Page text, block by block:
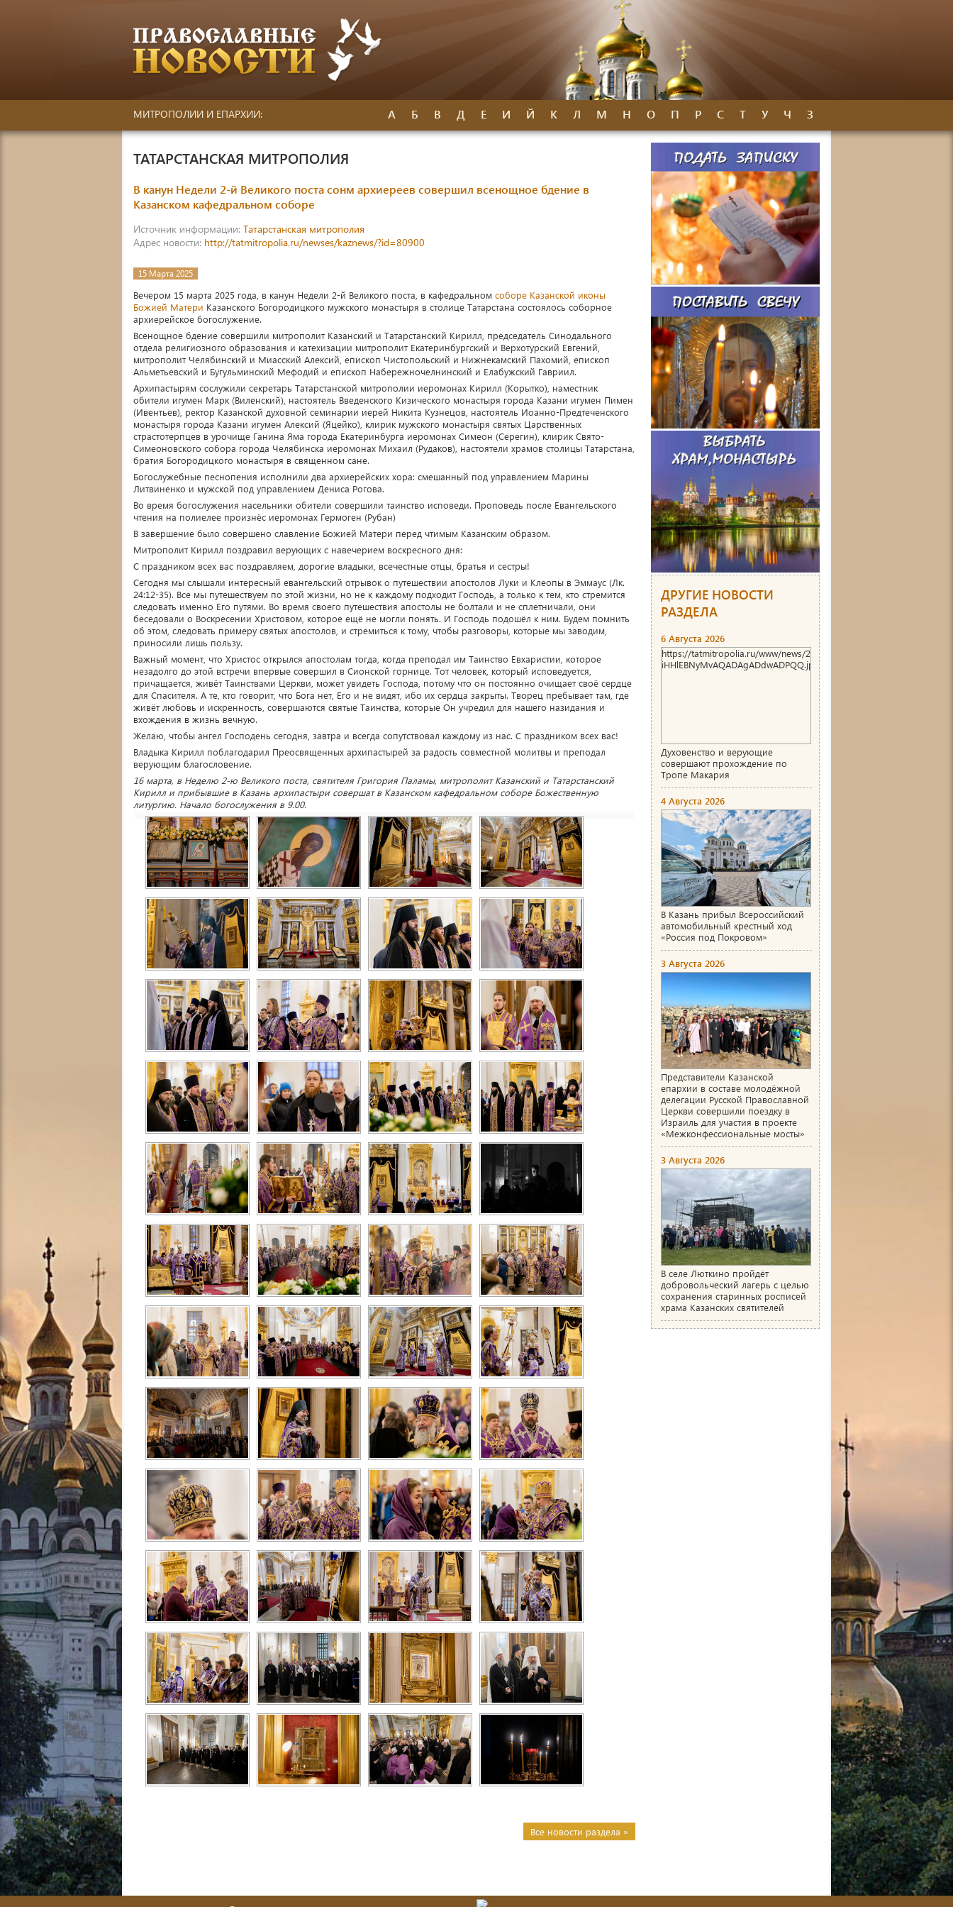
МИТРОПОЛИИ И ЕПАРХИИ: А Б В Д Е И Й К Л М Н О П Р С Т У Ч З
ТАТАРСТАНСКАЯ МИТРОПОЛИЯ
В канун Недели 2-й Великого поста сонм архиереев совершил всенощное бдение в
Казанском кафедральном соборе
Источник информации: Татарстанская митрополия
Адрес новости: http://tatmitropolia.ru/newses/kaznews/?id=80900
15 Марта 2025
Вечером 15 марта 2025 года, в канун Недели 2-й Великого поста, в кафедральном соборе Казанской иконы
Божией Матери Казанского Богородицкого мужского монастыря в столице Татарстана состоялось соборное
архиерейское богослужение.
Всенощное бдение совершили митрополит Казанский и Татарстанский Кирилл, председатель Синодального
отдела религиозного образования и катехизации митрополит Екатеринбургский и Верхотурский Евгений,
митрополит Челябинский и Миасский Алексий, епископ Чистопольский и Нижнекамский Пахомий, епископ
Альметьевский и Бугульминский Мефодий и епископ Набережночелнинский и Елабужский Гавриил.
Архипастырям сослужили секретарь Татарстанской митрополии иеромонах Кирилл (Корытко), наместник
обители игумен Марк (Виленский), настоятель Введенского Кизического монастыря города Казани игумен Пимен
(Ивентьев), ректор Казанской духовной семинарии иерей Никита Кузнецов, настоятель Иоанно-Предтеченского
монастыря города Казани игумен Алексий (Яцейко), клирик мужского монастыря святых Царственных
страстотерпцев в урочище Ганина Яма города Екатеринбурга иеромонах Симеон (Серегин), клирик Свято-
Симеоновского собора города Челябинска иеромонах Михаил (Рудаков), настоятели храмов столицы Татарстана,
братия Богородицкого монастыря в священном сане.
Богослужебные песнопения исполнили два архиерейских хора: смешанный под управлением Марины
Литвиненко и мужской под управлением Дениса Рогова.
Во время богослужения насельники обители совершили таинство исповеди. Проповедь после Евангельского
чтения на полиелее произнёс иеромонах Гермоген (Рубан)
В завершение было совершено славление Божией Матери перед чтимым Казанским образом.
Митрополит Кирилл поздравил верующих с навечерием воскресного дня:
С праздником всех вас поздравляем, дорогие владыки, всечестные отцы, братья и сестры!
Сегодня мы слышали интересный евангельский отрывок о путешествии апостолов Луки и Клеопы в Эммаус (Лк.
24:12-35). Все мы путешествуем по этой жизни, но не к каждому подходит Господь, а только к тем, кто стремится
следовать именно Его путями. Во время своего путешествия апостолы не болтали и не сплетничали, они
беседовали о Воскресении Христовом, которое ещё не могли понять. И Господь подошёл к ним. Будем помнить
об этом, следовать примеру святых апостолов, и стремиться к тому, чтобы разговоры, которые мы заводим,
приносили лишь пользу.
Важный момент, что Христос открылся апостолам тогда, когда преподал им Таинство Евхаристии, которое
незадолго до этой встречи впервые совершил в Сионской горнице. Тот человек, который исповедуется,
причащается, живёт Таинствами Церкви, может увидеть Господа, потому что он постоянно очищает своё сердце
для Спасителя. А те, кто говорит, что Бога нет, Его и не видят, ибо их сердца закрыты. Творец пребывает там, где
живёт любовь и искренность, совершаются святые Таинства, которые Он учредил для нашего назидания и
вхождения в жизнь вечную.
Желаю, чтобы ангел Господень сегодня, завтра и всегда сопутствовал каждому из нас. С праздником всех вас!
Владыка Кирилл поблагодарил Преосвященных архипастырей за радость совместной молитвы и преподал
верующим благословение.
16 марта, в Неделю 2-ю Великого поста, святителя Григория Паламы, митрополит Казанский и Татарстанский
Кирилл и прибывшие в Казань архипастыри совершат в Казанском кафедральном соборе Божественную
литургию. Начало богослужения в 9.00.
Все новости раздела »
ДРУГИЕ НОВОСТИ
РАЗДЕЛА
6 Августа 2026
https://tatmitropolia.ru/www/news/2026/8/
iHHlEBNyMvAQADAgADdwADPQQ.jpg
Духовенство и верующие
совершают прохождение по
Тропе Макария
4 Августа 2026
В Казань прибыл Всероссийский
автомобильный крестный ход
«Россия под Покровом»
3 Августа 2026
Представители Казанской
епархии в составе молодёжной
делегации Русской Православной
Церкви совершили поездку в
Израиль для участия в проекте
«Межконфессиональные мосты»
3 Августа 2026
В селе Люткино пройдёт
добровольческий лагерь с целью
сохранения старинных росписей
храма Казанских святителей